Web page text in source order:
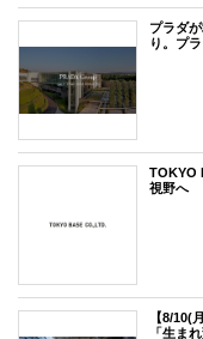
プラダ
り。プ
TOKYO
視野へ
【8/10(
「生ま